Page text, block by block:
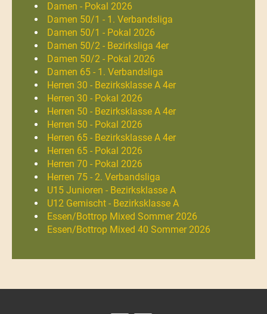
Damen - Pokal 2026
Damen 50/1 - 1. Verbandsliga
Damen 50/1 - Pokal 2026
Damen 50/2 - Bezirksliga 4er
Damen 50/2 - Pokal 2026
Damen 65 - 1. Verbandsliga
Herren 30 - Bezirksklasse A 4er
Herren 30 - Pokal 2026
Herren 50 - Bezirksklasse A 4er
Herren 50 - Pokal 2026
Herren 65 - Bezirksklasse A 4er
Herren 65 - Pokal 2026
Herren 70 - Pokal 2026
Herren 75 - 2. Verbandsliga
U15 Junioren - Bezirksklasse A
U12 Gemischt - Bezirksklasse A
Essen/Bottrop Mixed Sommer 2026
Essen/Bottrop Mixed 40 Sommer 2026